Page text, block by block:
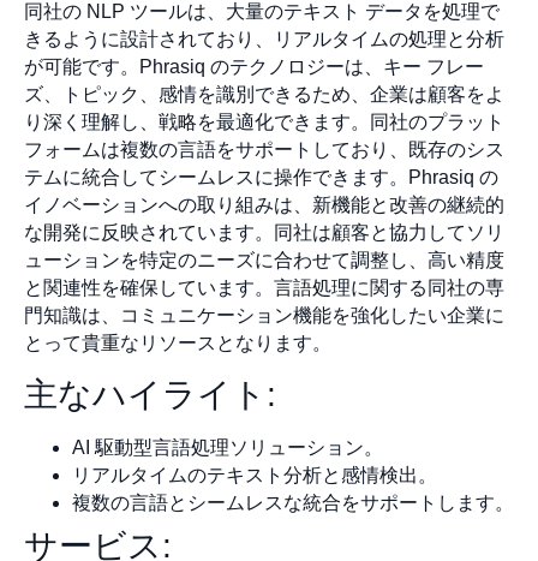
同社の NLP ツールは、大量のテキスト データを処理で
きるように設計されており、リアルタイムの処理と分析
が可能です。Phrasiq のテクノロジーは、キー フレー
ズ、トピック、感情を識別できるため、企業は顧客をよ
り深く理解し、戦略を最適化できます。同社のプラット
フォームは複数の言語をサポートしており、既存のシス
テムに統合してシームレスに操作できます。Phrasiq の
イノベーションへの取り組みは、新機能と改善の継続的
な開発に反映されています。同社は顧客と協力してソリ
ューションを特定のニーズに合わせて調整し、高い精度
と関連性を確保しています。言語処理に関する同社の専
門知識は、コミュニケーション機能を強化したい企業に
とって貴重なリソースとなります。
主なハイライト:
AI 駆動型言語処理ソリューション。
リアルタイムのテキスト分析と感情検出。
複数の言語とシームレスな統合をサポートします。
サービス: